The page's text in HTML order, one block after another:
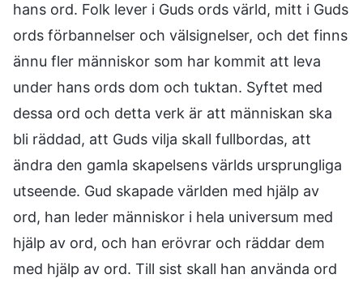
hans ord. Folk lever i Guds ords värld, mitt i Guds
ords förbannelser och välsignelser, och det finns
ännu fler människor som har kommit att leva
under hans ords dom och tuktan. Syftet med
dessa ord och detta verk är att människan ska
bli räddad, att Guds vilja skall fullbordas, att
ändra den gamla skapelsens världs ursprungliga
utseende. Gud skapade världen med hjälp av
ord, han leder människor i hela universum med
hjälp av ord, och han erövrar och räddar dem
med hjälp av ord. Till sist skall han använda ord